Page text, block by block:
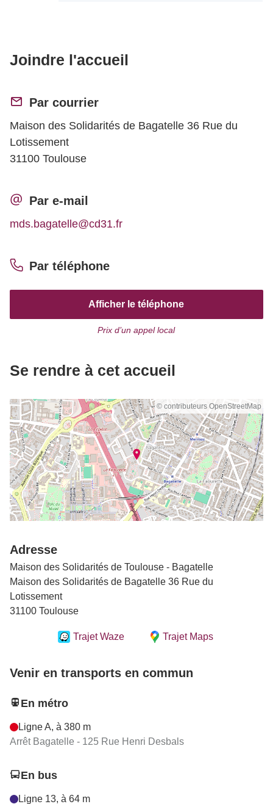
Joindre l'accueil
Par courrier
Maison des Solidarités de Bagatelle 36 Rue du
Lotissement
31100 Toulouse
Par téléphone
Afficher le téléphone
Prix d’un appel local
Par e-mail
mds.bagatelle@cd31.fr
Se rendre à cet accueil
© contributeurs OpenStreetMap
Adresse
Maison des Solidarités de Toulouse - Bagatelle
Maison des Solidarités de Bagatelle 36 Rue du
Lotissement
31100 Toulouse
Trajet Waze Trajet Maps
Venir en transports en commun
En métro
Ligne A, à 380 m
Arrêt Bagatelle - 125 Rue Henri Desbals
En bus
Ligne 13, à 64 m